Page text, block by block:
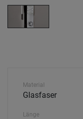
Material
Glasfaser
Länge